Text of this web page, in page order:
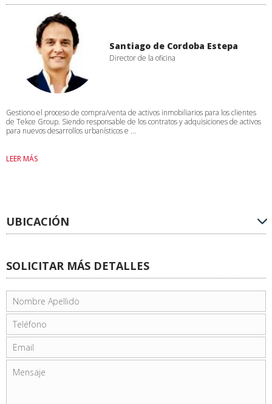
Santiago de Cordoba Estepa
Director de la oficina
Gestiono el proceso de compra/venta de activos inmobiliarios para los clientes
de Tekce Group. Siendo responsable de los contratos y adquisiciones de activos
para nuevos desarrollos urbanísticos e ...
LEER MÁS
UBICACIÓN
SOLICITAR MÁS DETALLES